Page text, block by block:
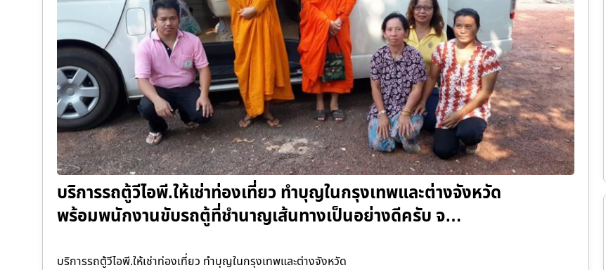
บริการรถตู้วีไอพี.ให้เช่าท่องเที่ยว ทำบุญในกรุงเทพและต่างจังหวัด
พร้อมพนักงานขับรถตู้ที่ชำนาญเส้นทางเป็นอย่างดีครับ จ…
บริการรถตู้วีไอพี.ให้เช่าท่องเที่ยว ทำบุญในกรุงเทพและต่างจังหวัด